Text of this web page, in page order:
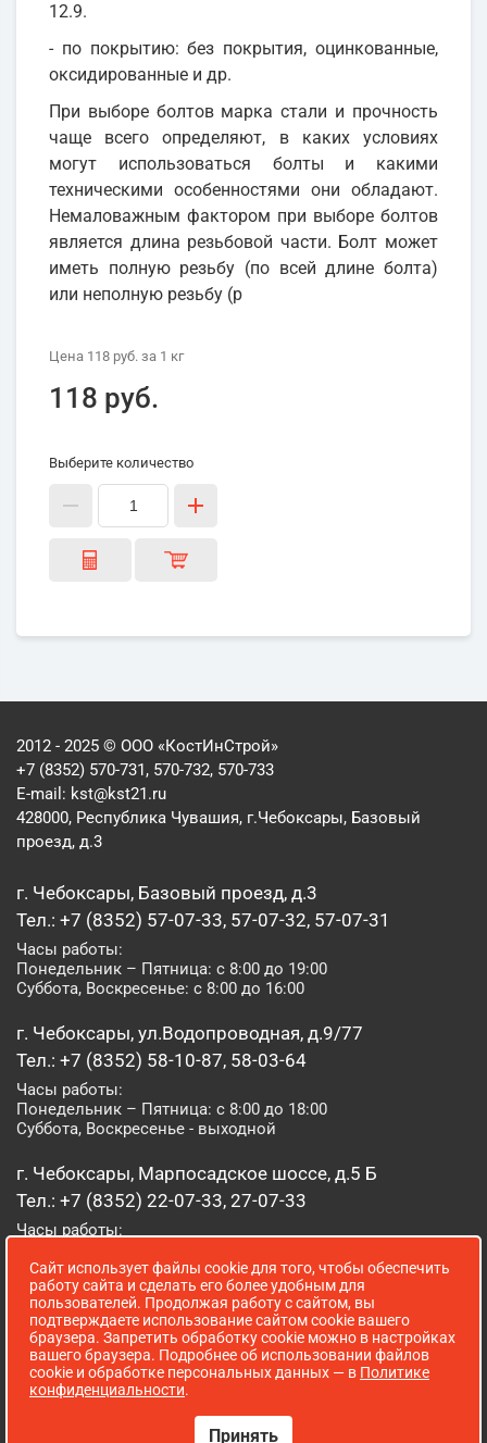
12.9.
- по покрытию: без покрытия, оцинкованные,
оксидированные и др.
При выборе болтов марка стали и прочность
чаще всего определяют, в каких условиях
могут использоваться болты и какими
техническими особенностями они обладают.
Немаловажным фактором при выборе болтов
является длина резьбовой части. Болт может
иметь полную резьбу (по всей длине болта)
или неполную резьбу (р
Цена 118 руб. за 1 кг
118 руб.
Выберите количество
2012 - 2025 © ООО «КостИнСтрой»
+7 (8352) 570-731, 570-732, 570-733
E-mail: kst@kst21.ru
428000, Республика Чувашия, г.Чебоксары, Базовый
проезд, д.3
г. Чебоксары, Базовый проезд, д.3
Тел.: +7 (8352) 57-07-33, 57-07-32, 57-07-31
Часы работы:
Понедельник – Пятница: с 8:00 до 19:00
Суббота, Воскресенье: с 8:00 до 16:00
г. Чебоксары, ул.Водопроводная, д.9/77
Тел.: +7 (8352) 58-10-87, 58-03-64
Часы работы:
Понедельник – Пятница: с 8:00 до 18:00
Суббота, Воскресенье - выходной
г. Чебоксары, Марпосадское шоссе, д.5 Б
Тел.: +7 (8352) 22-07-33, 27-07-33
Часы работы:
Суббота, Воскресенье: с 8:00 до 16:00
г. Йошкар-Ола, ул. Луначарского, д. 52 А
Тел.: (8362) 41-07-31
Часы работы:
Понедельник – Пятница: с 8:00 до 18:00
Сайт использует файлы cookie для того, чтобы обеспечить
работу сайта и сделать его более удобным для
пользователей. Продолжая работу с сайтом, вы
подтверждаете использование сайтом cookie вашего
браузера. Запретить обработку cookie можно в настройках
вашего браузера. Подробнее об использовании файлов
cookie и обработке персональных данных — в Политике
конфиденциальности.
Принять